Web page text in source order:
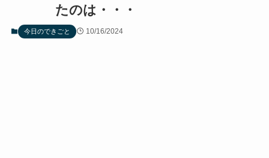
たのは・・・
今日のできごと 10/16/2024